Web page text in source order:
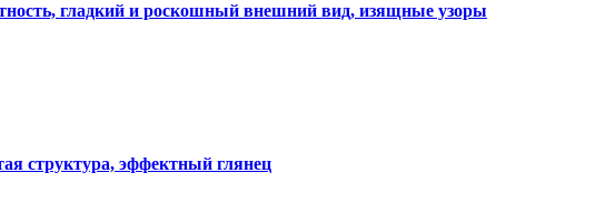
гладкий и роскошный внешний вид, изящные узоры
структура, эффектный глянец